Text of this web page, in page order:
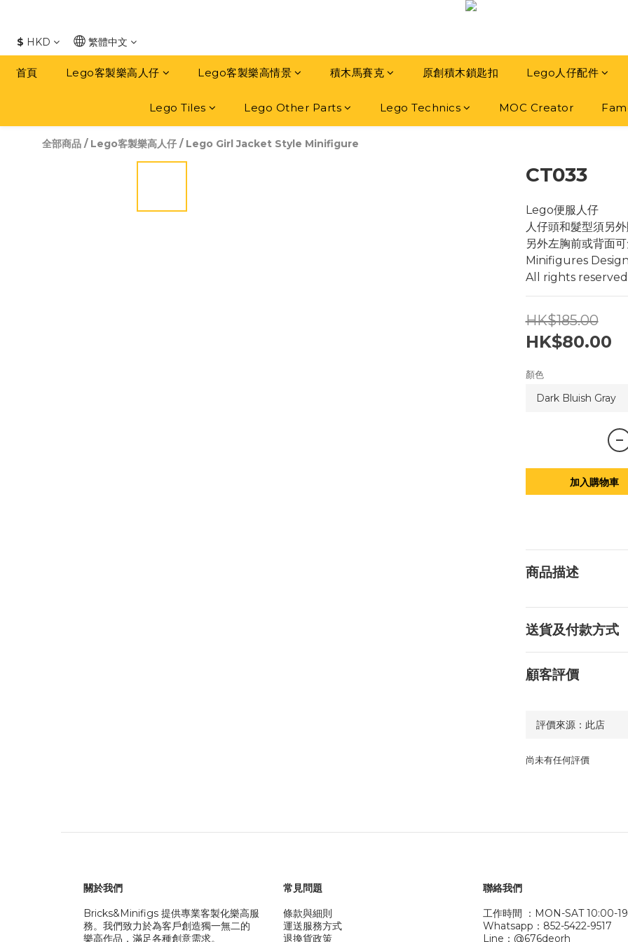
$ HKD 繁體中文
首頁 Lego客製樂高人仔 Lego客製樂高情景 積木馬賽克 原創積木鎖匙扣 Lego人仔配件
Lego Tiles Lego Other Parts Lego Technics MOC Creator
全部商品 / Lego客製樂高人仔 / Lego Girl Jacket Style Minifigure
CT033
Lego便服人仔
人仔頭和髮型須另
另外左胸前或背面
Minifigures
All rights reserved
HK$185.00
HK$80.00
顏色
加入購物車
商品描述
送貨及付款方式
顧客評價
尚未有任何評價
關於我們
Bricks&Minifigs 提供專業客製化樂高服
務。我們致力於為客戶創造獨一無二的
樂高作品，滿足各種創意需求。
常見問題
條款與細則
運送服務方式
退換貨政策
聯絡我們
工作時間 ：MON-SAT 10:00-
Whatsapp：852-5422-9517
Line：@676deorh